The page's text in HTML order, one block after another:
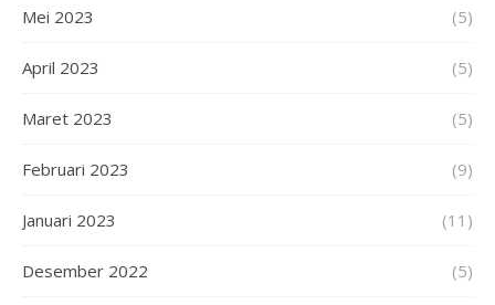
Mei 2023 (5)
April 2023 (5)
Maret 2023 (5)
Februari 2023 (9)
Januari 2023 (11)
Desember 2022 (5)